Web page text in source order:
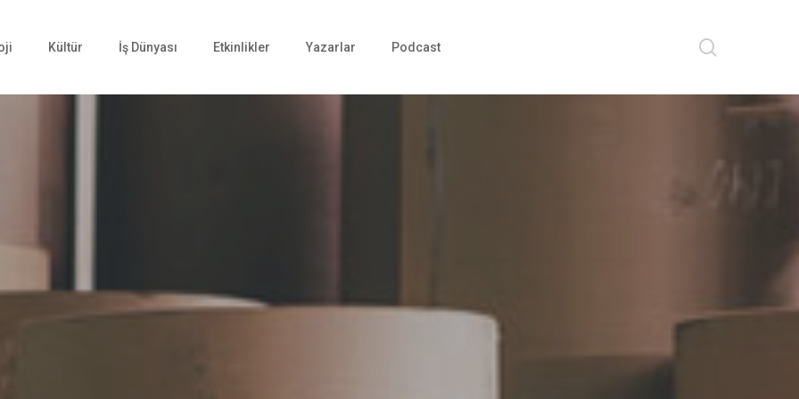
Kültür İş Dünyası Etkinlikler Yazarlar Podcast